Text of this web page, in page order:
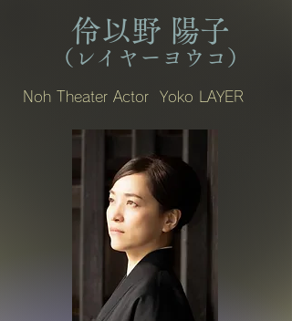
伶以野 陽子
（レイヤーヨウコ）
Noh Theater Actor Yoko LAYER